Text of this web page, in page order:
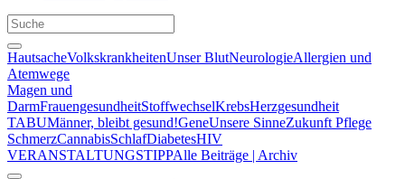
HautsacheVolkskrankheitenUnser BlutNeurologieAllergien und
Atemwege
Magen und
DarmFrauengesundheitStoffwechselKrebsHerzgesundheit
TABUMänner, bleibt gesund!GeneUnsere SinneZukunft Pflege
SchmerzCannabisSchlafDiabetesHIV
VERANSTALTUNGSTIPPAlle Beiträge | Archiv